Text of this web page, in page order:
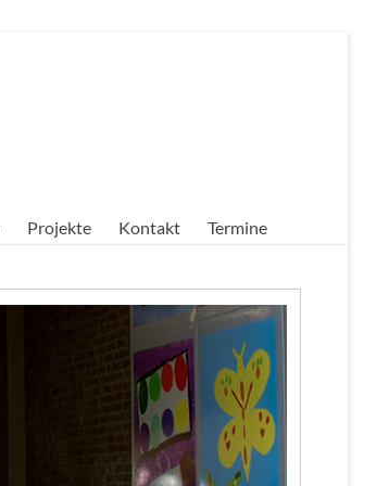
Projekte Kontakt Termine